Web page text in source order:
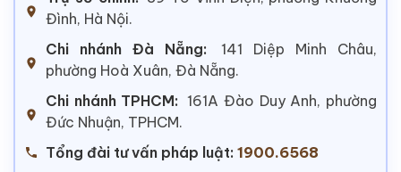
Đình, Hà Nội.
Chi nhánh Đà Nẵng:
141 Diệp Minh Châu,
phường Hoà Xuân, Đà Nẵng.
Chi nhánh TPHCM: 161A Đào Duy Anh, phường
Đức Nhuận, TPHCM.
Tổng đài tư vấn pháp luật: 1900.6568